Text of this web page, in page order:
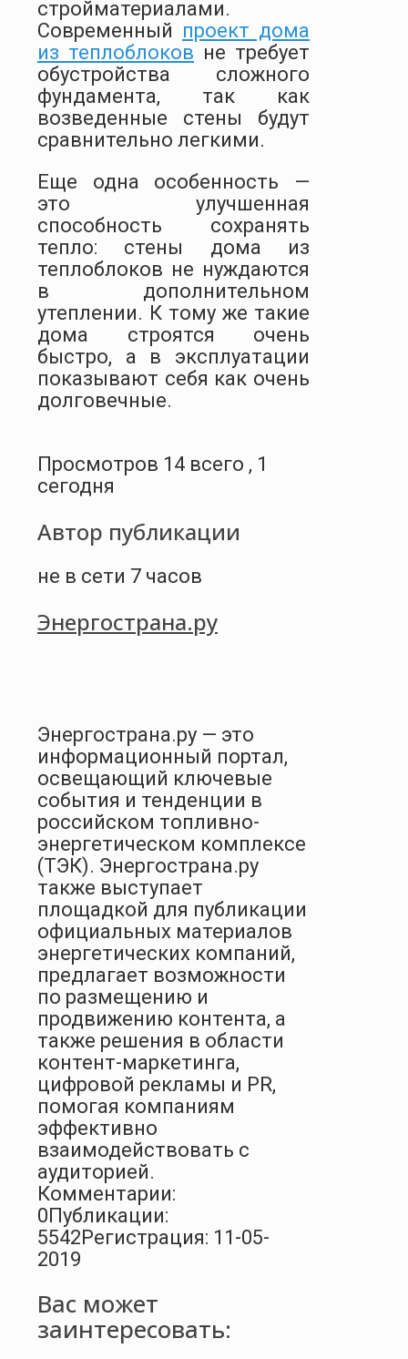
стройматериалами.
Современный проект дома
из теплоблоков не требует
обустройства сложного
фундамента, так как
возведенные стены будут
сравнительно легкими.
Еще одна особенность —
это улучшенная
способность сохранять
тепло: стены дома из
теплоблоков не нуждаются
в дополнительном
утеплении. К тому же такие
дома строятся очень
быстро, а в эксплуатации
показывают себя как очень
долговечные.
Просмотров 14 всего , 1
сегодня
Автор публикации
не в сети 7 часов
Энергострана.ру
Энергострана.ру — это
информационный портал,
освещающий ключевые
события и тенденции в
российском топливно-
энергетическом комплексе
(ТЭК). Энергострана.ру
также выступает
площадкой для публикации
официальных материалов
энергетических компаний,
предлагает возможности
по размещению и
продвижению контента, а
также решения в области
контент-маркетинга,
цифровой рекламы и PR,
помогая компаниям
эффективно
взаимодействовать с
аудиторией.
Комментарии:
0 Публикации:
5542 Регистрация: 11-05-
2019
Вас может
заинтересовать: